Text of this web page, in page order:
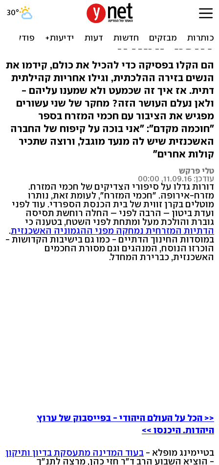
התלמידות החכמות, הרבנים
המקילים: מחזירים את הכבוד
לחכמי המזרח
הם הקלו בפסיקה כדי להכיל את כולם, קידמו את
הנשים בזירה ההלכתית, וגילו אחריות קהילתית
דתית. אז איך זה שכמעט ולא שמענו עליהם -
ולאן נעלם העושר הזה? מחקר של שני עשורים
מפגיש את הציבור עם חכמי המזרח בספר
"חוכמה מקדם": "אני בוכה על קיפוח של החברה
האשכנזית שיש לה מנעד מוגבל, ורוצה שתכיר
קולות אחרים"
טלי פרקש
עודכן: 11.09.16, 00:00
דורות גדלו על סיפורי הצדיקים של חכמי המזרח.
מזרח-אירופה. "חכמי המזרח", לעומת זאת, נותרו
מוטלים בקרן זווית של בית הכנסת הספרדי. עוד לפני
ועדת ביטון – הרבה לפני – החלה רוחשת תסיסה
גוברת והולכת מעל ומתחת לפני השטח, בטענה כי
הדתיות המזרחית נמחקה מפני ההגמוניה האשכנזית.
במוסדות החינוך הדתיים - כמו גם בישיבות הקדושות -
הוכרזו הנוסח, המנהגים וגם מסורת החכמים
האשכנזית, כברירת המחדל.
<< הכל על העולם היהודי - בפייסבוק של ערוץ
היהדות. היכנסו >>
בטיימינג מופלא - בעוד המדינה מתעסקת בדיון ותיקון
- הוציא השבוע הרב ד"ר חזי כהן, מרצה לתנ"ך